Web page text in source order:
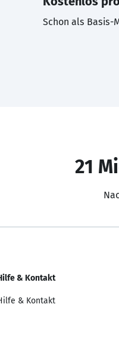
Schon als Basis-
21
& Kontakt
& Kontakt